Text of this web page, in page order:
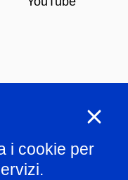
i cookie per